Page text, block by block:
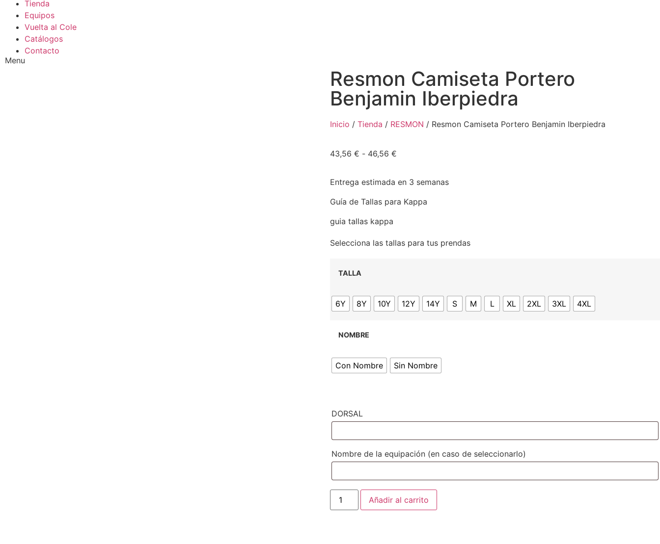
Tienda
Equipos
Vuelta al Cole
Catálogos
Contacto
Menu
Resmon Camiseta Portero
Benjamin Iberpiedra
Inicio / Tienda / RESMON / Resmon Camiseta Portero Benjamin Iberpiedra
43,56 € - 46,56 €
Entrega estimada en 3 semanas
Guía de Tallas para Kappa
guia tallas kappa
Selecciona las tallas para tus prendas
TALLA
6Y 8Y 10Y 12Y 14Y S M L XL 2XL 3XL 4XL
NOMBRE
Con Nombre Sin Nombre
DORSAL
Nombre de la equipación (en caso de seleccionarlo)
Añadir al carrito